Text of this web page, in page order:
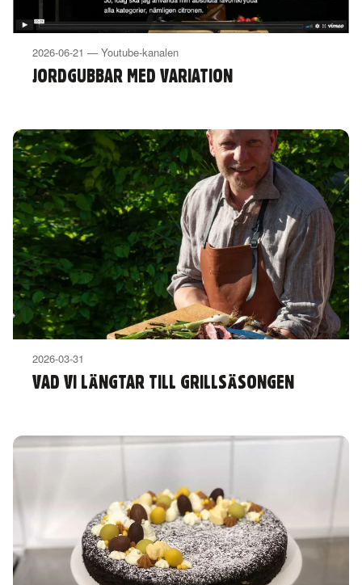
2026-06-21 — Youtube-kanalen
JORDGUBBAR MED VARIATION
2026-03-31
VAD VI LÄNGTAR TILL GRILLSÄSONGEN